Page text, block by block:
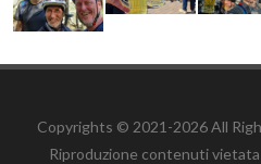
Copyrights © 2021-2026 All
Riproduzione contenuti vietata